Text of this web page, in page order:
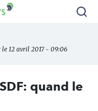
le 12 avril 2017 - 09:06
quand le